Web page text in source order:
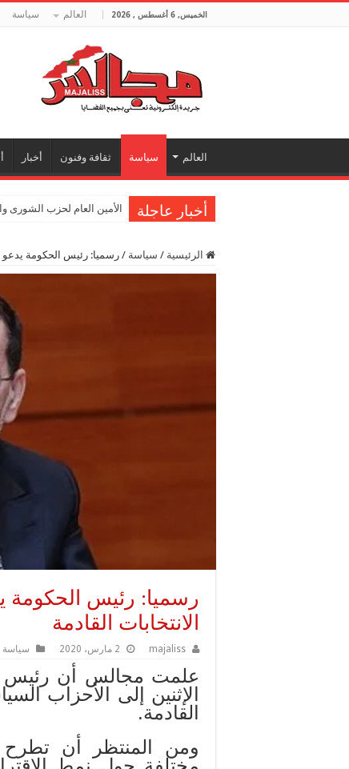
الخميس, 6 أغسطس , 2026 العالم سياسة
العالم سياسة ثقافة وفنون أخبار
أخبار عاجلة الأمين العام لحزب الشورى
الرئيسية / سياسة / رسميا: رئيس الحكومة يدعو
رسميا: رئيس الحكومة
الانتخابات القادمة
majaliss 2 مارس، 2020 سياسة
علمت مجالس أن رئيس
الإثنين إلى الأحزاب
القادمة.
ومن المنتظر أن